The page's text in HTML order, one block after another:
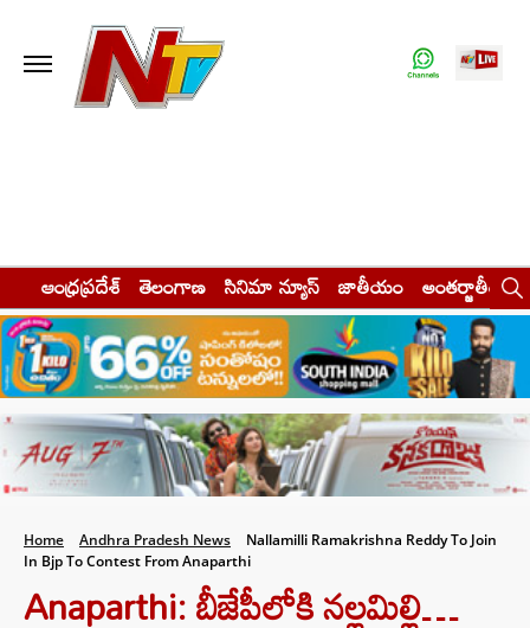
ఆంధ్రప్రదేశ్ తెలంగాణ సినిమా న్యూస్ జాతీయం అంతర్జాతీయం
Home Andhra Pradesh News
Nallamilli Ramakrishna Reddy To Join
In Bjp To Contest From Anaparthi
Anaparthi: బీజేపీలోకి నల్లమిల్లి…